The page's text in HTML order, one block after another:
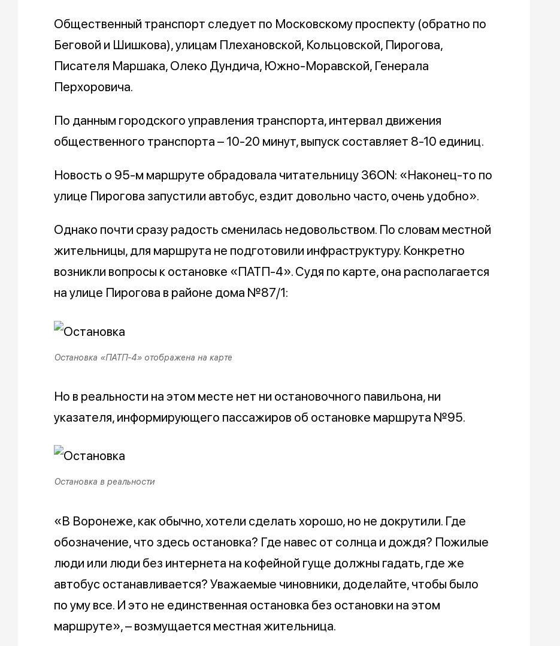
Общественный транспорт следует по Московскому проспекту (обратно по
Беговой и Шишкова), улицам Плехановской, Кольцовской, Пирогова,
Писателя Маршака, Олеко Дундича, Южно-Моравской, Генерала
Перхоровича.
По данным городского управления транспорта, интервал движения
общественного транспорта – 10-20 минут, выпуск составляет 8-10 единиц.
Новость о 95-м маршруте обрадовала читательницу 36ON: «Наконец-то по
улице Пирогова запустили автобус, ездит довольно часто, очень удобно».
Однако почти сразу радость сменилась недовольством. По словам местной
жительницы, для маршрута не подготовили инфраструктуру. Конкретно
возникли вопросы к остановке «ПАТП-4». Судя по карте, она располагается
на улице Пирогова в районе дома №87/1:
Остановка «ПАТП-4» отображена на карте
Но в реальности на этом месте нет ни остановочного павильона, ни
указателя, информирующего пассажиров об остановке маршрута №95.
Остановка в реальности
«В Воронеже, как обычно, хотели сделать хорошо, но не докрутили. Где
обозначение, что здесь остановка? Где навес от солнца и дождя? Пожилые
люди или люди без интернета на кофейной гуще должны гадать, где же
автобус останавливается? Уважаемые чиновники, доделайте, чтобы было
по уму все. И это не единственная остановка без остановки на этом
маршруте», – возмущается местная жительница.